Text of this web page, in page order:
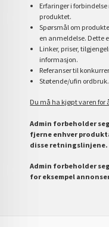
Erfaringer i
produktet.
Spørsmål om
en anmeldelse. Dette
Linker, priser,
informasjon.
Referanser til
Støtende/ufin ordbruk.
Du må ha kjøpt varen for
Admin forbeholder
fjerne enhver
disse retningslinjene.
Admin forbeholder
for eksempel